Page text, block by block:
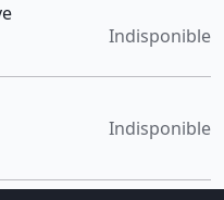
Indisponible
Indisponible